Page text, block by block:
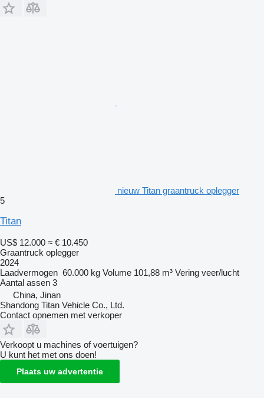
nieuw Titan graantruck oplegger
5
Titan
US$ 12.000 ≈ € 10.450
Graantruck oplegger
2024
Laadvermogen 60.000 kg Volume 101,88 m³ Vering veer/lucht
Aantal assen 3
China, Jinan
Shandong Titan Vehicle Co., Ltd.
Contact opnemen met verkoper
Verkoopt u machines of voertuigen?
U kunt het met ons doen!
Plaats uw advertentie